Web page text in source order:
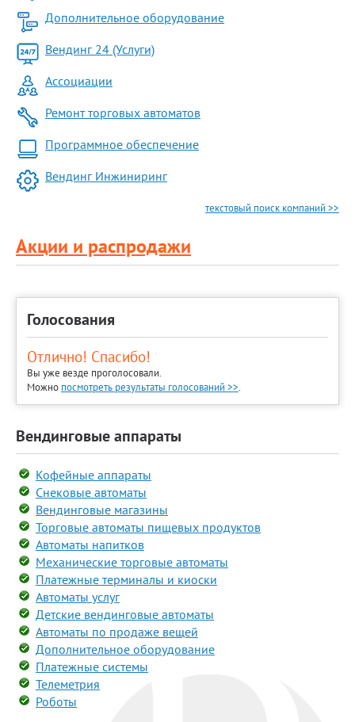
Дополнительное оборудование
Вендинг 24 (Услуги)
Ассоциации
Ремонт торговых автоматов
Программное обеспечение
Вендинг Инжиниринг
текстовый поиск компаний >>
Акции и распродажи
Голосования
Отлично! Спасибо!
Вы уже везде проголосовали.
Можно посмотреть результаты голосований >>.
Вендинговые аппараты
Кофейные аппараты
Снековые автоматы
Вендинговые магазины
Торговые автоматы пищевых продуктов
Автоматы напитков
Механические торговые автоматы
Платежные терминалы и киоски
Автоматы услуг
Детские вендинговые автоматы
Автоматы по продаже вещей
Дополнительное оборудование
Платежные системы
Телеметрия
Роботы